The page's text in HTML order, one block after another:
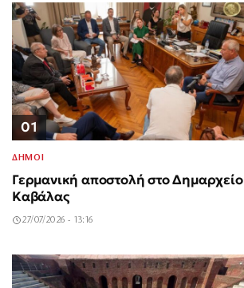
01
ΔΗΜΟΙ
Γερμανική αποστολή στο Δημαρχείο
Καβάλας
27/07/2026 - 13:16